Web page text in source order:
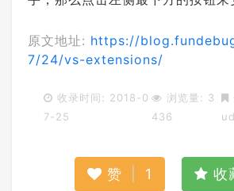
原文地址: https://
7/24/vs-extensions/
收录时间: 2018-0
7-25
浏览量: 3
436
赞 1 收